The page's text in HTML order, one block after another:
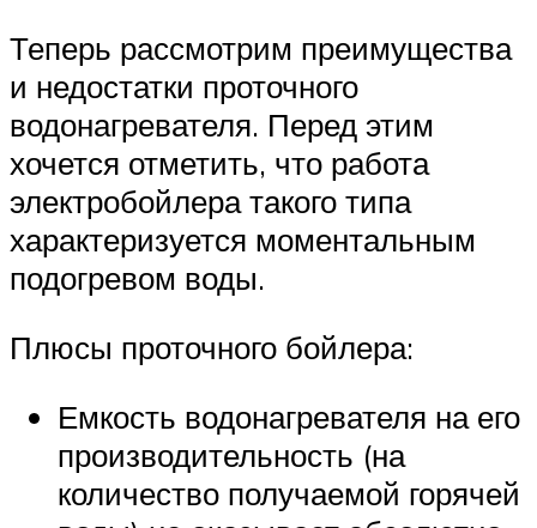
Теперь рассмотрим преимущества
и недостатки проточного
водонагревателя. Перед этим
хочется отметить, что работа
электробойлера такого типа
характеризуется моментальным
подогревом воды.
Плюсы проточного бойлера:
Емкость водонагревателя на его
производительность (на
количество получаемой горячей